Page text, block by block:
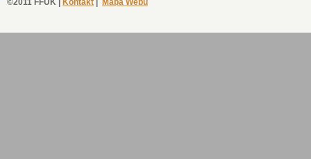
©2011 FFUK | Kontakt | Mapa Webu